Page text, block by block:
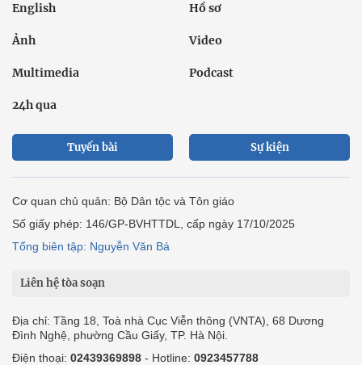
English Hồ sơ
Ảnh Video
Multimedia Podcast
24h qua
Tuyến bài Sự kiện
Cơ quan chủ quản: Bộ Dân tộc và Tôn giáo
Số giấy phép: 146/GP-BVHTTDL, cấp ngày 17/10/2025
Tổng biên tập: Nguyễn Văn Bá
Liên hệ tòa soạn
Địa chỉ: Tầng 18, Toà nhà Cục Viễn thông (VNTA), 68 Dương
Đình Nghệ, phường Cầu Giấy, TP. Hà Nội.
Điện thoại: 02439369898 - Hotline: 0923457788